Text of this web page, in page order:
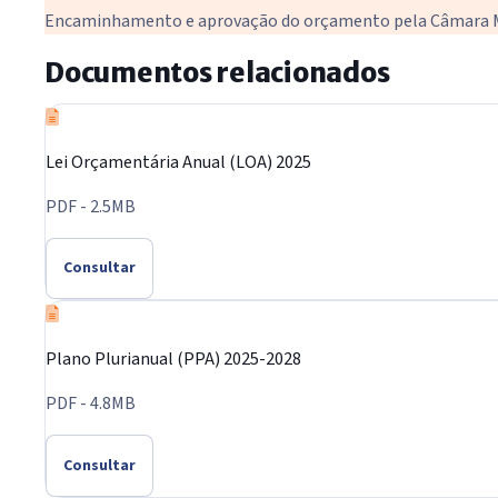
Encaminhamento e aprovação do orçamento pela Câmara
Documentos relacionados
Lei Orçamentária Anual (LOA) 2025
PDF - 2.5MB
Consultar
Plano Plurianual (PPA) 2025-2028
PDF - 4.8MB
Consultar